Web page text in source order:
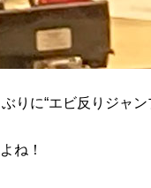
りに“エビ反りジャン
ね！